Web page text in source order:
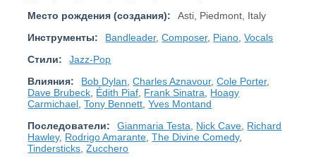
Место рождения (создания):
Asti, Piedmont, Italy
Инструменты:
Bandleader,Composer, Piano ,Vocals
Стили:
Jazz-Pop
Влияния:
Bob Dylan ,Charles Aznavour,Cole Porter,
Dave Brubeck Édith Piaf Frank Sinatra
Hoagy
Carmichael ,Tony Bennett ,Yves Montand
Последователи:
Gianmaria Testa Nick Cave Richard
Hawley, Rodrigo Amarante ,The Divine Comedy,
Tindersticks ,Zucchero